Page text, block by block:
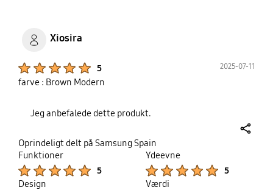
Xiosira
5 2025-07-11
farve : Brown Modern
Jeg anbefalede dette produkt.
Oprindeligt delt på Samsung Spain
Funktioner
5
Ydeevne
5
Design
Værdi